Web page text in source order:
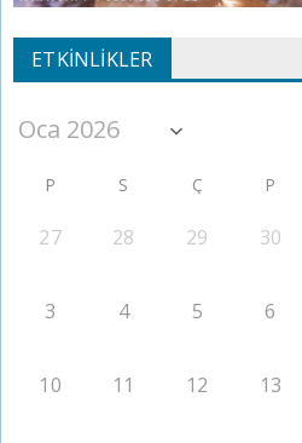
ETKINLIKLER
P S Ç P
27 28 29 30
3 4 5 6
10 11 12 13